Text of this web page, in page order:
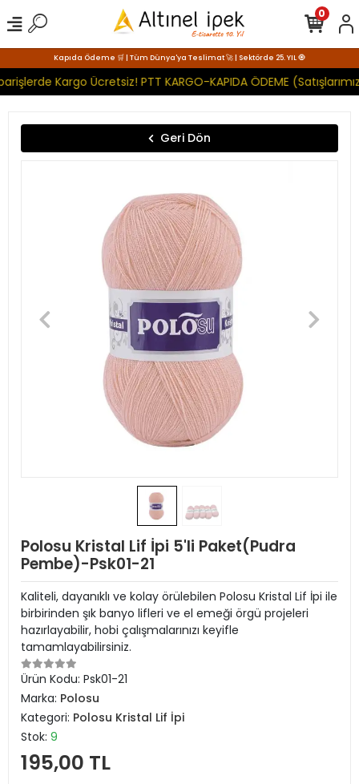
Kapıda Ödeme 🛒 | Tüm Dünya'ya Teslimat 🚀 | Sektörde 25. YIL 🧿
Kargo Ücretsiz! PTT KARGO-KAPIDA ÖDEME
0
Geri Dön
Polosu Kristal Lif İpi 5'li Paket(Pudra
Pembe)-Psk01-21
Kaliteli, dayanıklı ve kolay örülebilen Polosu Kristal Lif İpi ile
birbirinden şık banyo lifleri ve el emeği örgü projeleri
hazırlayabilir, hobi çalışmalarınızı keyifle
tamamlayabilirsiniz.
Ürün Kodu: Psk01-21
Marka: Polosu
Kategori: Polosu Kristal Lif İpi
Stok: 9
195,00 TL